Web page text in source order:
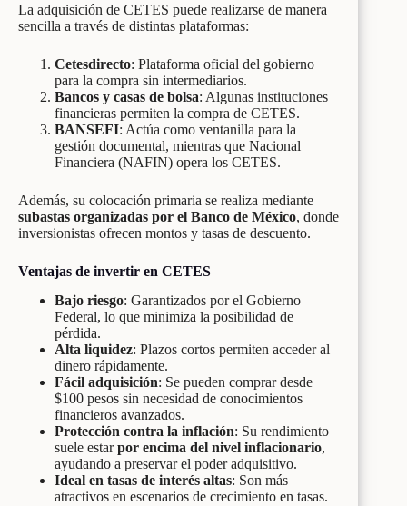
La adquisición de CETES puede realizarse de manera
sencilla a través de distintas plataformas:
Cetesdirecto: Plataforma oficial del gobierno
para la compra sin intermediarios.
Bancos y casas de bolsa: Algunas instituciones
financieras permiten la compra de CETES.
BANSEFI: Actúa como ventanilla para la
gestión documental, mientras que Nacional
Financiera (NAFIN) opera los CETES.
Además, su colocación primaria se realiza mediante
subastas organizadas por el Banco de México, donde
inversionistas ofrecen montos y tasas de descuento.
Ventajas de invertir en CETES
Bajo riesgo: Garantizados por el Gobierno
Federal, lo que minimiza la posibilidad de
pérdida.
Alta liquidez: Plazos cortos permiten acceder al
dinero rápidamente.
Fácil adquisición: Se pueden comprar desde
$100 pesos sin necesidad de conocimientos
financieros avanzados.
Protección contra la inflación: Su rendimiento
suele estarpor encima del nivel inflacionario,
ayudando a preservar el poder adquisitivo.
Ideal en tasas de interés altas: Son más
atractivos en escenarios de crecimiento en tasas.